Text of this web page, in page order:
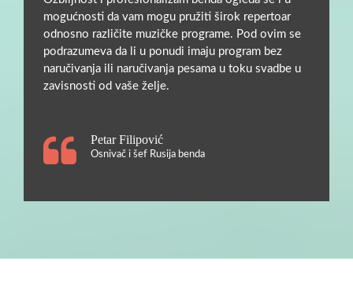
mogućnosti da vam mogu pružiti širok repertoar
odnosno različite muzičke programe. Pod ovim se
podrazumeva da li u ponudi imaju program bez
naručivanja ili naručivanja pesama u toku svadbe u
zavisnosti od vaše želje.
Petar Filipović
Osnivač i šef Rusija benda